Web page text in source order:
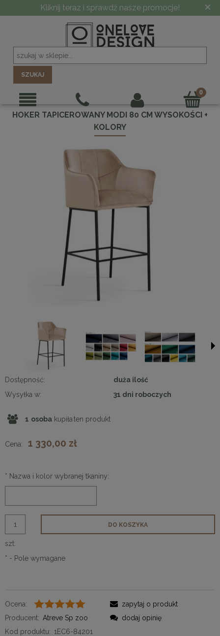
Kliknij teraz i sprawdź nasze promocje! ×
SZUKAJ
HOKER TAPICEROWANY MODI 80 CM WYSOKOŚCI +
KOLORY
Dostępność:
duża ilość
Wysyłka w:
31 dni roboczych
1 osoba kupiłaten produkt
Cena: 1 330,00 zł
* Nazwa i kolor wybranej tkaniny:
szt.
DO KOSZYKA
* - Pole wymagane
Ocena:
Producent: Atreve Sp zoo
Kod produktu: 1EC6-84201
zapytaj o produkt
dodaj opinię